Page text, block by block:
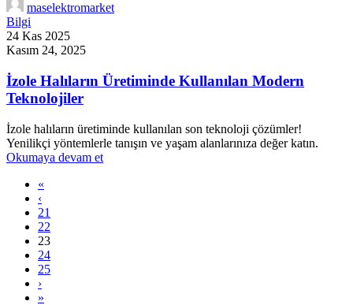
maselektromarket
Bilgi
24 Kas 2025
Kasım 24, 2025
İzole Halıların Üretiminde Kullanılan Modern
Teknolojiler
İzole halıların üretiminde kullanılan son teknoloji çözümler!
Yenilikçi yöntemlerle tanışın ve yaşam alanlarınıza değer katın.
Okumaya devam et
«
‹
21
22
23
24
25
›
»